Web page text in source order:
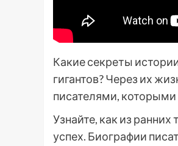
Какие секреты
гигантов? Через их
писателями,
Узнайте, как из
успех. Биографии